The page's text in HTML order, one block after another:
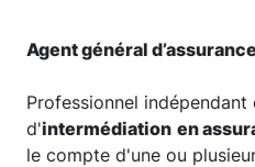
Agent général d’assurance
Professionnel
d'intermédiation en
le compte d'une ou